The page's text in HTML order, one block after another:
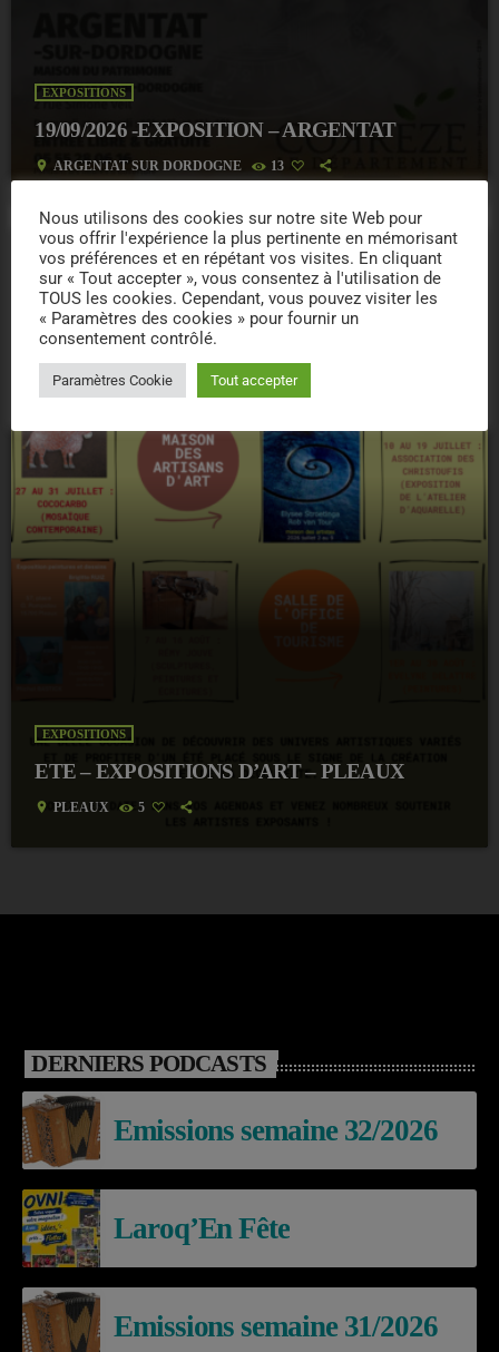
EXPOSITIONS
19/09/2026 -EXPOSITION – ARGENTAT
location_on ARGENTAT SUR DORDOGNE 13
today
EXPOSITIONS
ETE – EXPOSITIONS D’ART – PLEAUX
location_on PLEAUX 5
DERNIERS PODCASTS
Emissions semaine 32/2026
Laroq’En Fête
Emissions semaine 31/2026
Nous utilisons des cookies sur notre site Web pour
vous offrir l'expérience la plus pertinente en mémorisant
vos préférences et en répétant vos visites. En cliquant
sur « Tout accepter », vous consentez à l'utilisation de
TOUS les cookies. Cependant, vous pouvez visiter les
« Paramètres des cookies » pour fournir un
consentement contrôlé.
Paramètres Cookie Tout accepter